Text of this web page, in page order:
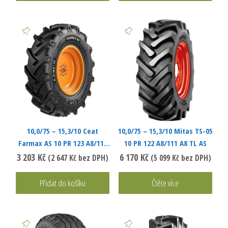
10,0/75 – 15,3/10 Ceat
Farmax AS 10 PR 123 A8/111
A8 TL
3 203 Kč (2 647 Kč bez DPH)
Přidat do košíku
10,0/75 – 15,3/10 Mitas TS-05
10 PR 122 A8/111 A8 TL AS
6 170 Kč (5 099 Kčbez DPH)
Čtěte více